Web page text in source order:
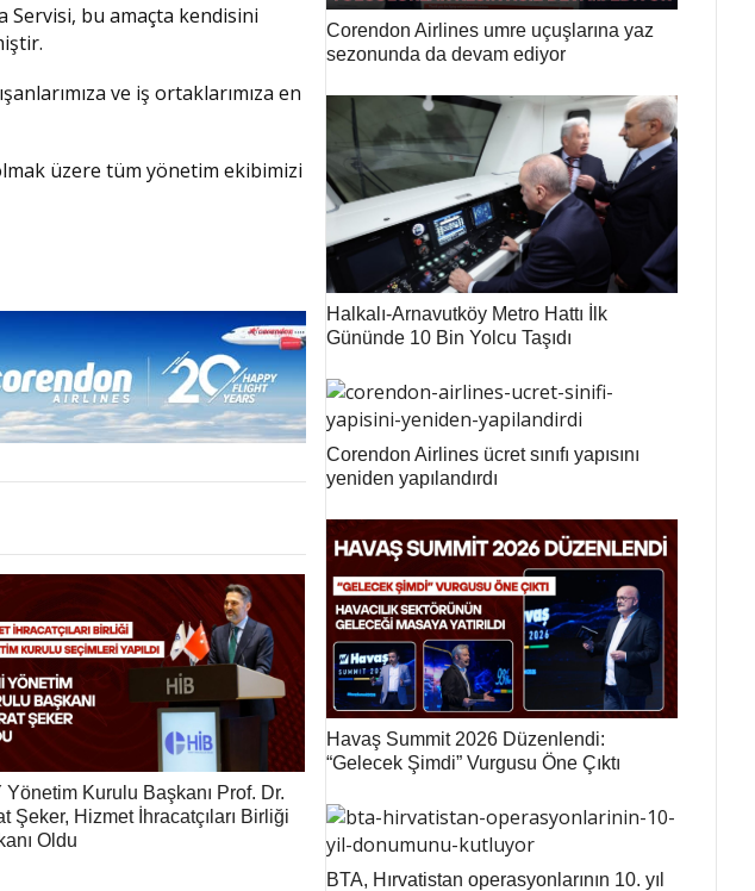
Servisi, bu amaçta kendisini
ve iş ortaklarımıza en
üzere tüm yönetim ekibimizi
Yönetim Kurulu Başkanı Prof. Dr.
Şeker, Hizmet İhracatçıları Birliği
Oldu
Corendon Airlines umre uçuşlarına yaz
sezonunda da devam ediyor
Halkalı-Arnavutköy Metro Hattı İlk
Gününde 10 Bin Yolcu Taşıdı
Corendon Airlines ücret sınıfı yapısını
yeniden yapılandırdı
Havaş Summit 2026 Düzenlendi:
“Gelecek Şimdi” Vurgusu Öne Çıktı
BTA, Hırvatistan operasyonlarının 10. yıl